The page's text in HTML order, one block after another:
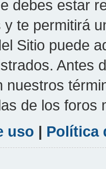
debes estar
te permitirá
Sitio puede
Antes
nuestros
de los foros
uso | Política